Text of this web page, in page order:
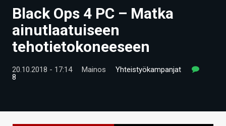
UUTISET
ARTIKKELIT
VIDEOT
Black Ops 4 PC – Matka
ainutlaatuiseen
tehotietokoneeseen
20.10.2018 - 17:14 Mainos
Yhteistyökampanjat
8